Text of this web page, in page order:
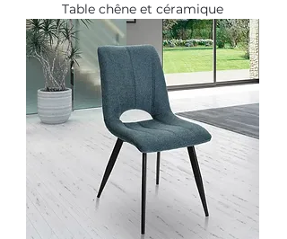
Table chêne et céramique